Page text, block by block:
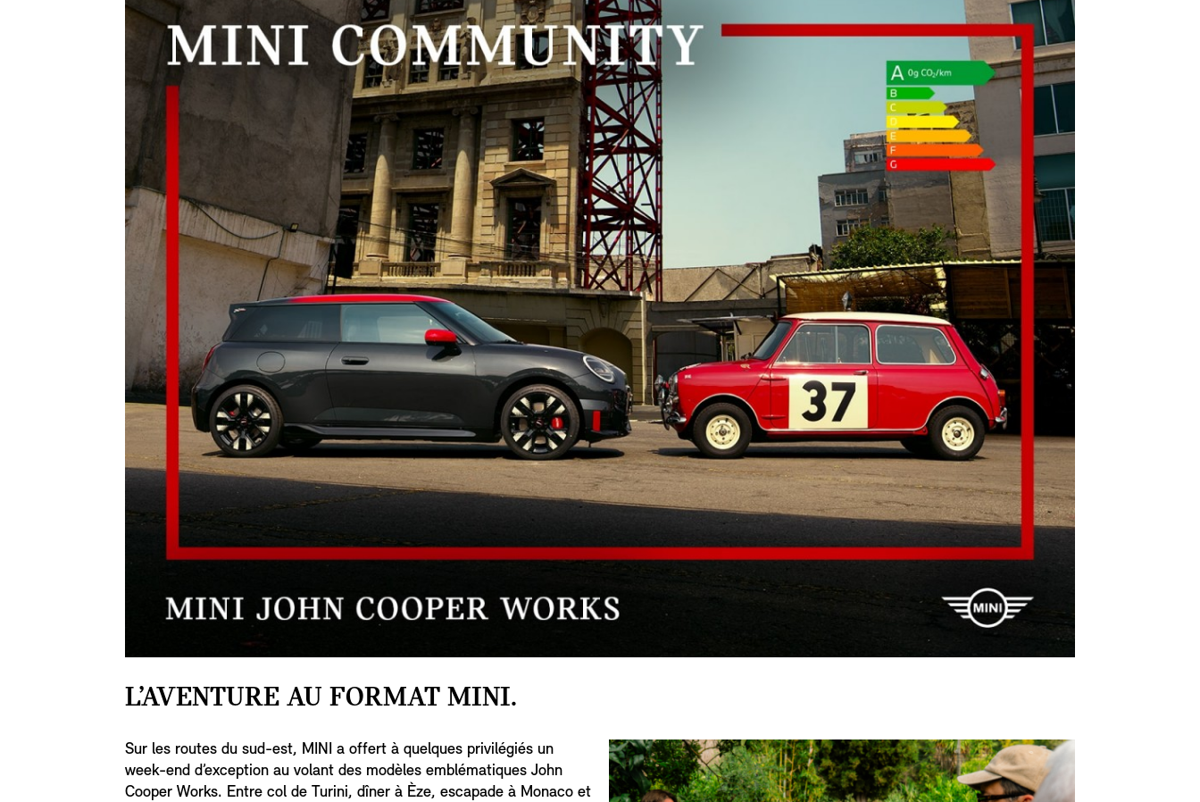
L’AVENTURE AU FORMAT MINI.
Sur les routes du sud-est, MINI a offert à quelques privilégiés un
week-end d’exception au volant des modèles emblématiques John
Cooper Works. Entre col de Turini, dîner à Èze, escapade à Monaco et